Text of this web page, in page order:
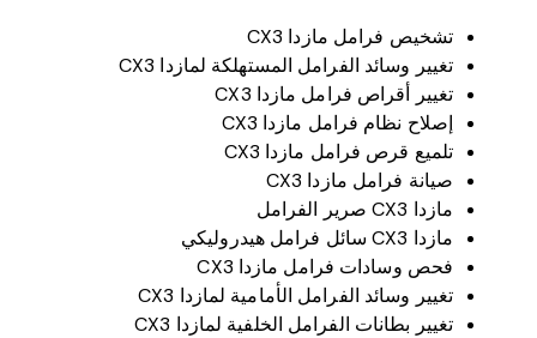
تشخيص فرامل مازدا CX3
تغيير وسائد الفرامل المستهلكة لمازدا CX3
تغيير أقراص فرامل مازدا CX3
إصلاح نظام فرامل مازدا CX3
تلميع قرص فرامل مازدا CX3
صيانة فرامل مازدا CX3
مازدا CX3 صرير الفرامل
مازدا CX3 سائل فرامل هيدروليكي
فحص وسادات فرامل مازدا CX3
تغيير وسائد الفرامل الأمامية لمازدا CX3
تغيير بطانات الفرامل الخلفية لمازدا CX3